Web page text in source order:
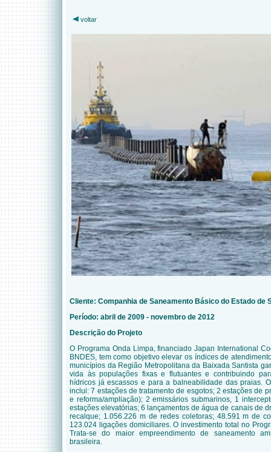
voltar
Cliente: Companhia de Saneamento Básico do Estado de
Período: abril de 2009 - novembro de 2012
Descrição do Projeto
O Programa Onda Limpa, financiado Japan International
BNDES, tem como objetivo elevar os índices de
municípios da Região Metropolitana da Baixada Santista
vida às populações fixas e flutuantes e contribuindo
hídricos já escassos e para a balneabilidade das praias.
inclui: 7 estações de tratamento de esgotos; 2 estações de
e reforma/ampliação); 2 emissários submarinos, 1
estações elevatórias; 6 lançamentos de água de canais de
recalque; 1.056.226 m de redes coletoras; 48.591 m de
123.024 ligações domiciliares. O investimento total no
Trata-se do maior empreendimento de saneamento
brasileira.